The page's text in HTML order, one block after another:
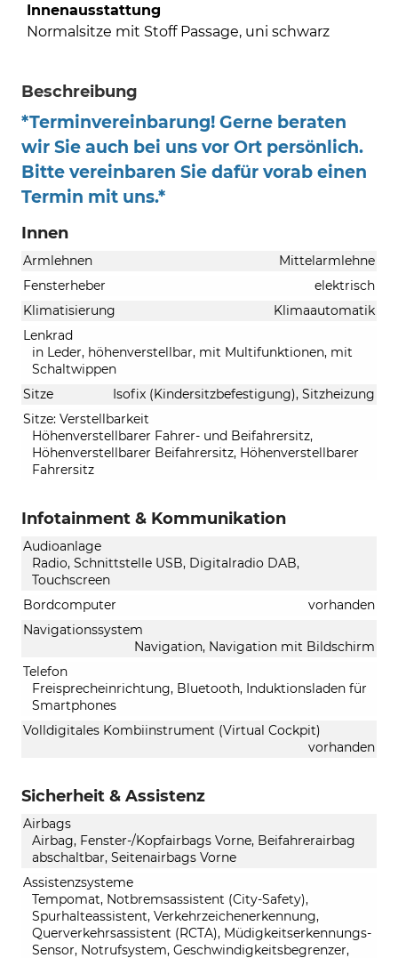
Innenausstattung
Normalsitze mit Stoff Passage, uni schwarz
Beschreibung
*Terminvereinbarung! Gerne beraten
wir Sie auch bei uns vor Ort persönlich.
Bitte vereinbaren Sie dafür vorab einen
Termin mit uns.*
Innen
Armlehnen
Mittelarmlehne
Fensterheber
elektrisch
Klimatisierung
Klimaautomatik
Lenkrad
in Leder, höhenverstellbar, mit Multifunktionen, mit
Schaltwippen
Sitze
Isofix (Kindersitzbefestigung), Sitzheizung
Sitze: Verstellbarkeit
Höhenverstellbarer Fahrer- und Beifahrersitz,
Höhenverstellbarer Beifahrersitz, Höhenverstellbarer
Fahrersitz
Infotainment & Kommunikation
Audioanlage
Radio, Schnittstelle USB, Digitalradio DAB,
Touchscreen
Bordcomputer
vorhanden
Navigationssystem
Navigation, Navigation mit Bildschirm
Telefon
Freisprecheinrichtung, Bluetooth, Induktionsladen für
Smartphones
Volldigitales Kombiinstrument (Virtual Cockpit)
vorhanden
Sicherheit & Assistenz
Airbags
Airbag, Fenster-/Kopfairbags Vorne, Beifahrerairbag
abschaltbar, Seitenairbags Vorne
Assistenzsysteme
Tempomat, Notbremsassistent (City-Safety),
Spurhalteassistent, Verkehrzeichenerkennung,
Querverkehrsassistent (RCTA), Müdigkeitserkennungs-
Sensor, Notrufsystem, Geschwindigkeitsbegrenzer,